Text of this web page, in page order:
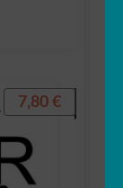
7,80 €